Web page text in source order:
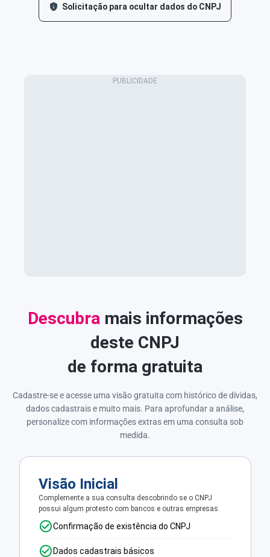
Solicitação para ocultar dados do CNPJ
Descubra mais informações
deste CNPJ
de forma gratuita
Cadastre-se e acesse uma visão gratuita com histórico de dívidas,
dados cadastrais e muito mais. Para aprofundar a análise,
personalize com informações extras em uma consulta sob
medida.
Visão Inicial
Complemente a sua consulta descobrindo se o CNPJ
possui algum protesto com bancos e outras empresas.
Confirmação de existência do CNPJ
Dados cadastrais básicos